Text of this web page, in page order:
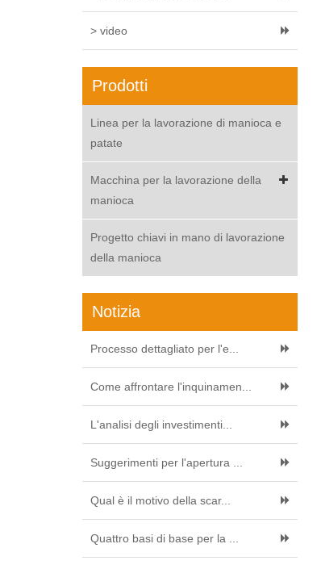
> video
Prodotti
Linea per la lavorazione di manioca e
patate
Macchina per la lavorazione della
manioca
Progetto chiavi in mano di lavorazione
della manioca
Notizia
Processo dettagliato per l'e...
Come affrontare l'inquinamen...
L'analisi degli investimenti...
Suggerimenti per l'apertura ...
Qual è il motivo della scar...
Quattro basi di base per la ...